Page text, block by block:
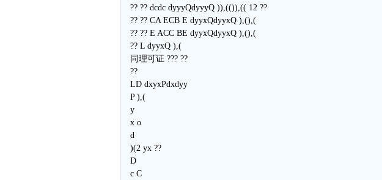
?? ?? dcdc dyyyQdyyyQ )),(()),(( 12 ??
?? ?? CA ECB E dyyxQdyyxQ ),(),(
?? ?? E ACC BE dyyxQdyyxQ ),(),(
?? L dyyxQ ),(
同理可证 ??? ??
??
LD dxyxPdxdyy
P ),(
y
x o
d
)(2 yx ??
D
c C